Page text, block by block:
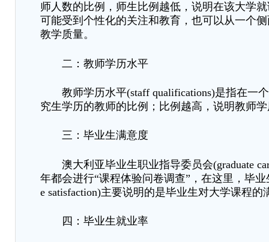
师人数的比例 ， 师生比例越低，说明在该大学
可能受到个性化的关注和教育，也可以从一个
教学质量。
二：教师学历水平
教师学历水平(staff qualifications)是指在一
究生学历的教师的比例；比例越高，说明教师
三：毕业生满意度
澳大利亚毕业生职业指导委员会(graduate
年都会进行“课程体验问卷调查” ，在这里，毕
e satisfaction)主要说明的是毕业生对大学课程的
四：毕业生就业率